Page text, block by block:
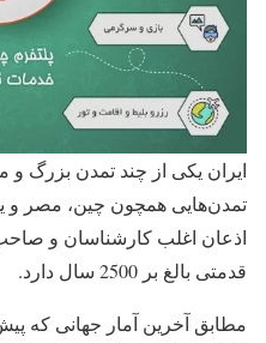
ایران یکی از چند تمدن بزرگ و
تمدن‌هایی همچون چین، مصر و
اذعان اغلب کارشناسان و
قدمتی بالغ بر 2500 سال دارد.
مطابق آخرین آمار جهانی که